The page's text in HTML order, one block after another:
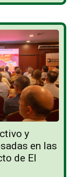
y
en las
de El